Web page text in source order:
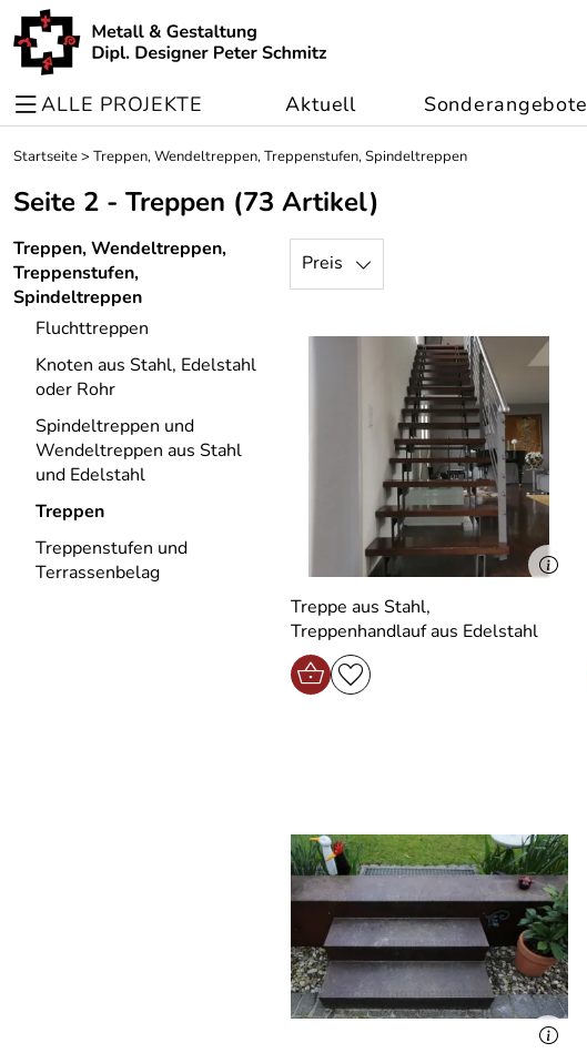
ALLE PROJEKTE Aktuell Sonderangebote
Startseite> Treppen, Wendeltreppen, Treppenstufen, Spindeltreppen
Seite 2 - Treppen (73 Artikel)
Treppen, Wendeltreppen,
Treppenstufen,
Spindeltreppen
Fluchttreppen
Knoten aus Stahl, Edelstahl
oder Rohr
Spindeltreppen und
Wendeltreppen aus Stahl
und Edelstahl
Treppen
Treppenstufen und
Terrassenbelag
Preis
Treppe aus Stahl,
Treppenhandlauf aus Edelstahl